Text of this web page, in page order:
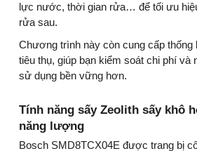
lực nước, thời gian rửa… để tối ưu
rửa sau.
Chương trình này còn cung cấp
tiêu thụ, giúp bạn kiểm soát chi phí và
sử dụng bền vững hơn.
Tính năng sấy Zeolith sấy khô
năng lượng
Bosch SMD8TCX04E được trang bị